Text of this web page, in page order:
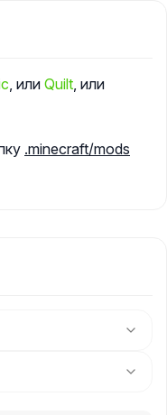
, или Quilt , или
.minecraft/mods